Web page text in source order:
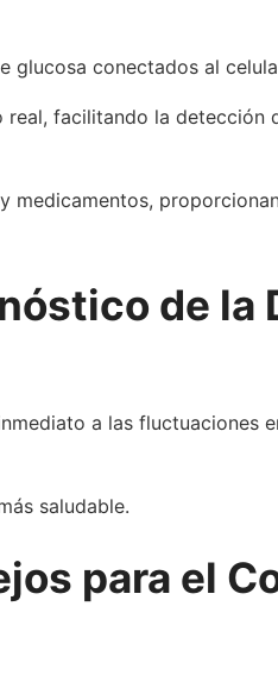
glucosa conectados al
real, facilitando la detección
medicamentos,
de la
a las fluctuaciones
saludable.
para el